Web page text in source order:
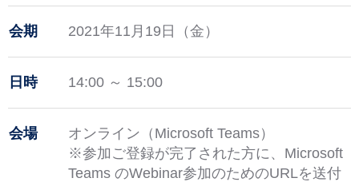
会期 2021年11月19日（金）
日時 14:00 ～ 15:00
会場
オンライン（Microsoft Teams）
※参加ご登録が完了された方に、Microsoft
Teams のWebinar参加のためのURLを送付